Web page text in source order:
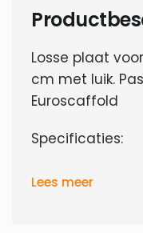
Losse plaat
cm met luik.
Euroscaffold
Specificaties:
Lees meer